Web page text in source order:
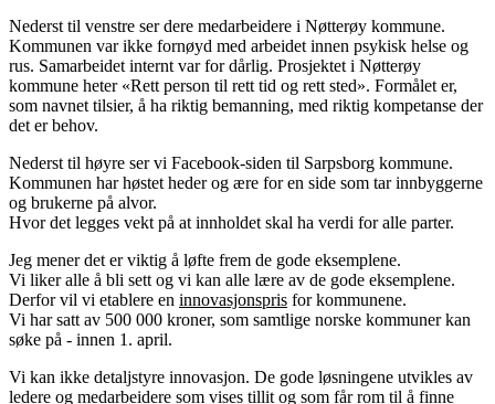
Nederst til venstre ser dere medarbeidere i Nøtterøy kommune.
Kommunen var ikke fornøyd med arbeidet innen psykisk helse og
rus. Samarbeidet internt var for dårlig. Prosjektet i Nøtterøy
kommune heter «Rett person til rett tid og rett sted». Formålet er,
som navnet tilsier, å ha riktig bemanning, med riktig kompetanse der
det er behov.
Nederst til høyre ser vi Facebook-siden til Sarpsborg kommune.
Kommunen har høstet heder og ære for en side som tar innbyggerne
og brukerne på alvor.
Hvor det legges vekt på at innholdet skal ha verdi for alle parter.
Jeg mener det er viktig å løfte frem de gode eksemplene.
Vi liker alle å bli sett og vi kan alle lære av de gode eksemplene.
Derfor vil vi etablere en innovasjonspris for kommunene.
Vi har satt av 500 000 kroner, som samtlige norske kommuner kan
søke på - innen 1. april.
Vi kan ikke detaljstyre innovasjon. De gode løsningene utvikles av
ledere og medarbeidere som vises tillit og som får rom til å finne